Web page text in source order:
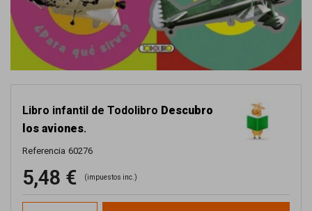
Libro infantil de Todolibro Descubro
los aviones.
Referencia 60276
5,48 € (impuestos inc.)